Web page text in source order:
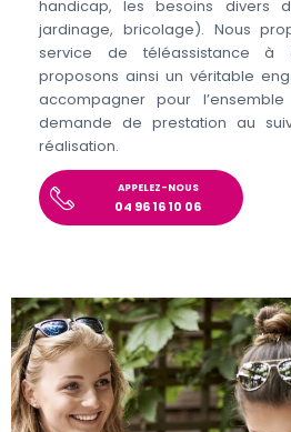
handicap, les besoins divers
jardinage, bricolage). Nous
service de téléassistance à
proposons ainsi un véritable
accompagner pour
demande de prestation au
réalisation.
APPELEZ-NOUS
04 96 16 10 06